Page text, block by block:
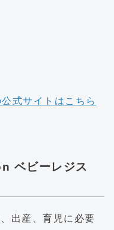
式サイトはこちら
ベビーレジス
出産、育児に必要